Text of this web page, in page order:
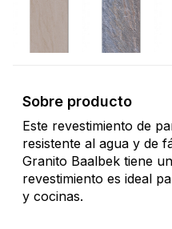
Sobre producto
Este revestimiento de
resistente al agua y de
Granito Baalbek tiene
revestimiento es ideal
y cocinas.